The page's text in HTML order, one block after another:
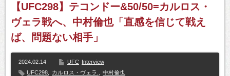
【UFC298】テコンドー&50/50=カルロス・
ヴェラ戦へ、中村倫也「直感を信じて戦え
ば、問題ない相手」
2024.02.14 UFC Interview
UFC298
カルロス・ヴェラ. 中村倫也